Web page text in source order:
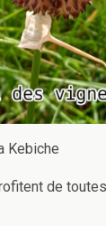
Kebiche
de